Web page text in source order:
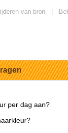
van bron
per dag aan?